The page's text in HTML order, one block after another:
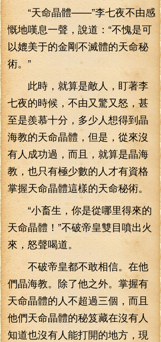
“天命晶體——”李七夜不由感
慨地嘆息一聲，說道：“不愧是可
以媲美于的金剛不滅體的天命秘
術。”
此時，就算是敵人，盯著李
七夜的時候，不由又驚又怒，甚
至是羨慕十分，多少人想得到晶
海教的天命晶體，但是，從來沒
有人成功過，而且，就算是晶海
教，也只有極少數的人才有資格
掌握天命晶體這樣的天命秘術。
“小畜生，你是從哪里得來的
天命晶體！”不破帝皇雙目噴出火
來，怒聲喝道。
不破帝皇都不敢相信。在他
們晶海教。除了他之外。掌握有
天命晶體的人不超過三個，而且
他們天命晶體的秘笈藏在沒有人
知道也沒有人能打開的地方，現